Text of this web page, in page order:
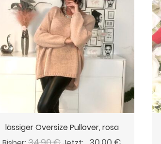
lässiger Oversize Pullover, rosa